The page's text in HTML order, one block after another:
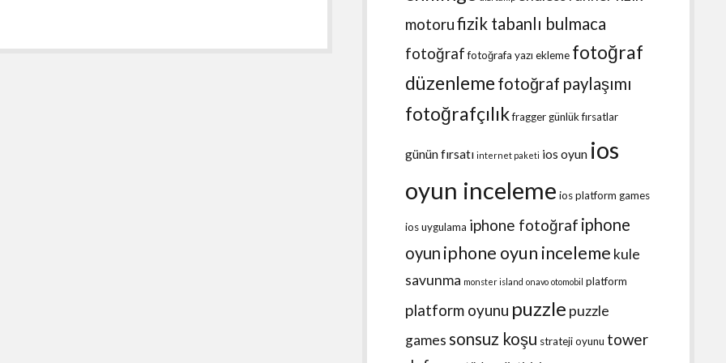
motorufizik tabanlı bulmaca
fotoğraf fotoğrafa yazı ekleme fotoğraf
düzenleme fotoğraf paylaşımı
fotoğrafçılıkfraggergünlük fırsatlar
günün fırsatı internet paketi ios oyun ios
oyun inceleme ios platform games
ios uygulama iphone fotoğraf iphone
oyun iphone oyun inceleme kule
savunma monster island onavo otomobil platform
platform oyunu puzzle puzzle
games sonsuz koşu strateji oyunu tower